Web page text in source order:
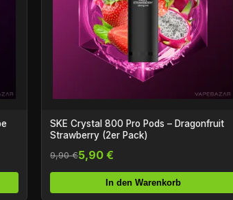
SKE Crystal 800 Pro Pods – Dragonfruit
Strawberry (2er Pack)
9,90 €5,90 €
In den Warenkorb